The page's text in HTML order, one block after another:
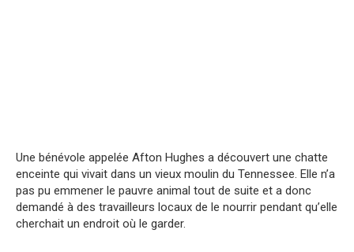
Une bénévole appelée Afton Hughes a découvert une chatte
enceinte qui vivait dans un vieux moulin du Tennessee. Elle n’a
pas pu emmener le pauvre animal tout de suite et a donc
demandé à des travailleurs locaux de le nourrir pendant qu’elle
cherchait un endroit où le garder.